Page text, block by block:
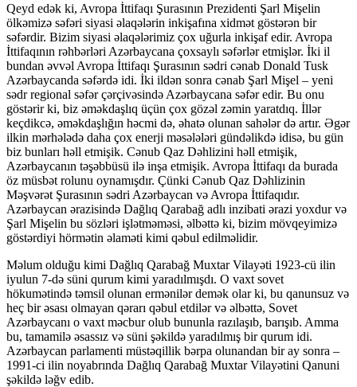
Qeyd edək ki, Avropa İttifaqı Şurasının Prezidenti Şarl Mişelin
ölkəmizə səfəri siyasi əlaqələrin inkişafına xidmət göstərən bir
səfərdir. Bizim siyasi əlaqələrimiz çox uğurla inkişaf edir. Avropa
İttifaqının rəhbərləri Azərbaycana çoxsaylı səfərlər etmişlər. İki il
bundan əvvəl Avropa İttifaqı Şurasının sədri cənab Donald Tusk
Azərbaycanda səfərdə idi. İki ildən sonra cənab Şarl Mişel – yeni
sədr regional səfər çərçivəsində Azərbaycana səfər edir. Bu onu
göstərir ki, biz əməkdaşlıq üçün çox gözəl zəmin yaratdıq. İllər
keçdikcə, əməkdaşlığın həcmi də, əhatə olunan sahələr də artır. Əgər
ilkin mərhələdə daha çox enerji məsələləri gündəlikdə idisə, bu gün
biz bunları həll etmişik. Cənub Qaz Dəhlizini həll etmişik,
Azərbaycanın təşəbbüsü ilə inşa etmişik. Avropa İttifaqı da burada
öz müsbət rolunu oynamışdır. Çünki Cənub Qaz Dəhlizinin
Məşvərət Şurasının sədri Azərbaycan və Avropa İttifaqıdır.
Azərbaycan ərazisində Dağlıq Qarabağ adlı inzibati ərazi yoxdur və
Şarl Mişelin bu sözləri işlətməməsi, əlbəttə ki, bizim mövqeyimizə
göstərdiyi hörmətin əlaməti kimi qəbul edilməlidir.
Məlum olduğu kimi Dağlıq Qarabağ Muxtar Vilayəti 1923-cü ilin
iyulun 7-də süni qurum kimi yaradılmışdı. O vaxt sovet
hökumətində təmsil olunan ermənilər demək olar ki, bu qanunsuz və
heç bir əsası olmayan qərarı qəbul etdilər və əlbəttə, Sovet
Azərbaycanı o vaxt məcbur olub bununla razılaşıb, barışıb. Amma
bu, tamamilə əsassız və süni şəkildə yaradılmış bir qurum idi.
Azərbaycan parlamenti müstəqillik bərpa olunandan bir ay sonra –
1991-ci ilin noyabrında Dağlıq Qarabağ Muxtar Vilayətini Qanuni
şəkildə ləğv edib.